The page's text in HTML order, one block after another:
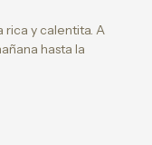
rica y calentita. A
hasta la